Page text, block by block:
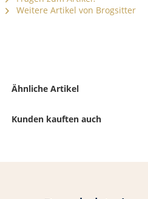
Weitere Artikel von Brogsitter
Ähnliche Artikel
Kunden kauften auch